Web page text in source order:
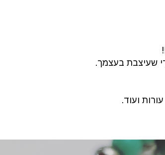
שעיצבת בעצמך.
ועוד.